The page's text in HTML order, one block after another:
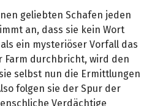
geliebten Schafen jeden
an, dass sie kein Wort
ein mysteriöser Vorfall das
Farm durchbricht, wird den
selbst nun die Ermittlungen
folgen sie der Spur der
Verdächtige